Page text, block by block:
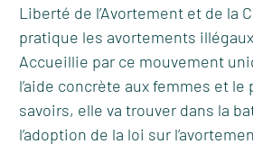
Liberté de l’Avortement et de la
pratique les avortements
Accueillie par ce mouvement
l’aide concrète aux femmes et le
savoirs, elle va trouver dans la
l’adoption de la loi sur